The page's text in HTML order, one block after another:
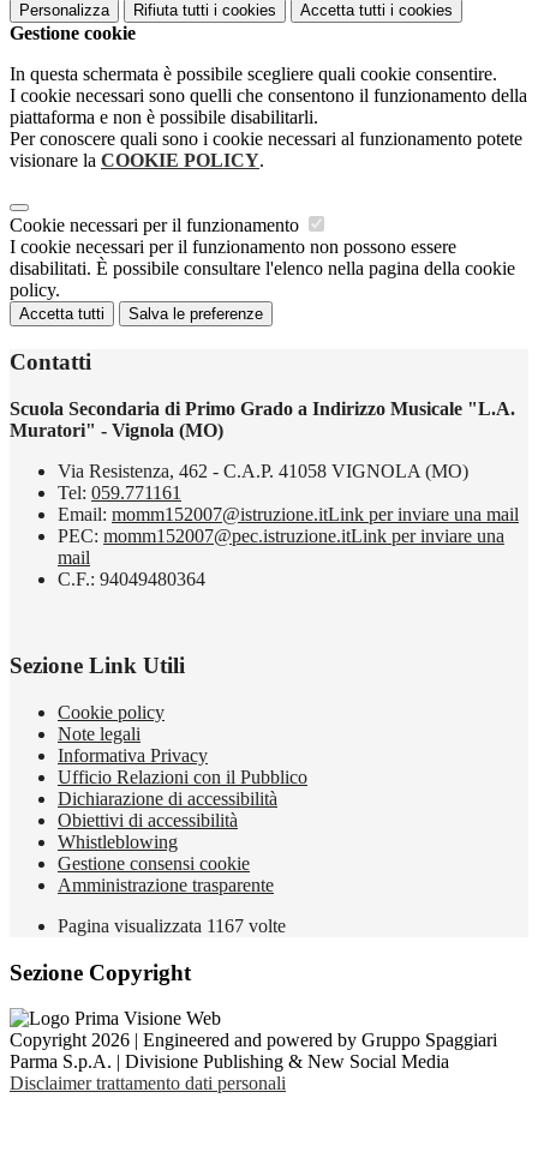
Personalizza Rifiuta tutti i cookies Accetta tutti i cookies
Gestione cookie
In questa schermata è possibile scegliere quali cookie consentire.
I cookie necessari sono quelli che consentono il funzionamento della
piattaforma e non è possibile disabilitarli.
Per conoscere quali sono i cookie necessari al funzionamento potete
visionare la COOKIE POLICY.
Cookie necessari per il funzionamento
I cookie necessari per il funzionamento non possono essere
disabilitati. È possibile consultare l'elenco nella pagina della cookie
policy.
Accetta tutti Salva le preferenze
Contatti
Scuola Secondaria di Primo Grado a Indirizzo Musicale "L.A.
Muratori" - Vignola (MO)
Via Resistenza, 462 - C.A.P. 41058 VIGNOLA (MO)
Tel: 059.771161
Email: momm152007@istruzione.itLink per inviare una mail
PEC: momm152007@pec.istruzione.itLink per inviare una
mail
C.F.: 94049480364
Sezione Link Utili
Cookie policy
Note legali
Informativa Privacy
Ufficio Relazioni con il Pubblico
Dichiarazione di accessibilità
Obiettivi di accessibilità
Whistleblowing
Gestione consensi cookie
Amministrazione trasparente
Pagina visualizzata 1167 volte
Sezione Copyright
Copyright 2026 | Engineered and powered by Gruppo Spaggiari
Parma S.p.A. | Divisione Publishing & New Social Media
Disclaimer trattamento dati personali